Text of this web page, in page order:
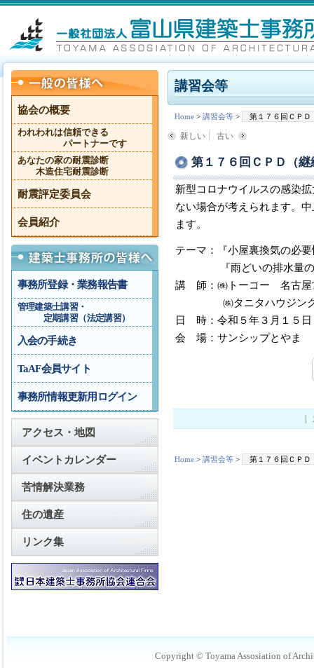
講習会等
Home > 講習会等 > 第１７６回ＣＰＤ
新しい 古い
第１７６回ＣＰＤ（
新型コロナウイルスの感染
ない場合が考えられます。
ます。
テーマ：『小屋裏換気の必
『雨どいの排水量の計
講 師：㈱トーコー 名古
㈱タニタハウジング
日 時：令和５年３月１５日
会 場：サンシップとやま
Home > 講習会等 > 第１７６回ＣＰＤ
協会の概要
われわれは信頼できる
パートナーです
あなたの家の耐震診断
木造住宅耐震診断
耐震評定委員会
会員紹介
事務所登録・業務報告書
管理建築士講習・
定期講習（法定講習）
入会の手続き
TaAF会員サイト
事務所情報更新用ログイン
アクセス・地図
イベントカレンダー
苦情解決業務
住の遺産
リンク集
Copyright © Toyama Assosiation of